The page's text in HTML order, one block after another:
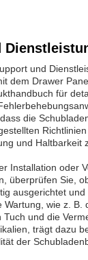
und
dem Drawer
für
die
und Haltbarkeit
Installation oder
überprüfen Sie,
ausgerichtet
Wartung, wie z. B.
Tuch und die
trägt dazu
der